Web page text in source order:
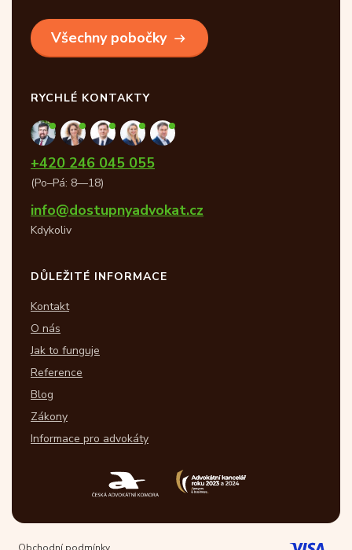
Všechny pobočky
RYCHLÉ KONTAKTY
+420 246 045 055
(Po–Pá: 8—18)
info@dostupnyadvokat.cz
Kdykoliv
DŮLEŽITÉ INFORMACE
Kontakt
O nás
Jak to funguje
Reference
Blog
Zákony
Informace pro advokáty